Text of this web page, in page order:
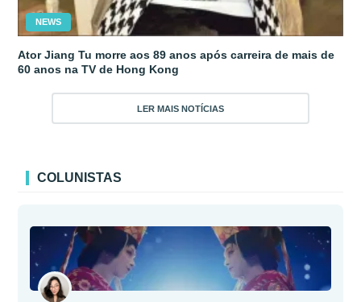
NEWS
Ator Jiang Tu morre aos 89 anos após carreira de mais de
60 anos na TV de Hong Kong
LER MAIS NOTÍCIAS
COLUNISTAS